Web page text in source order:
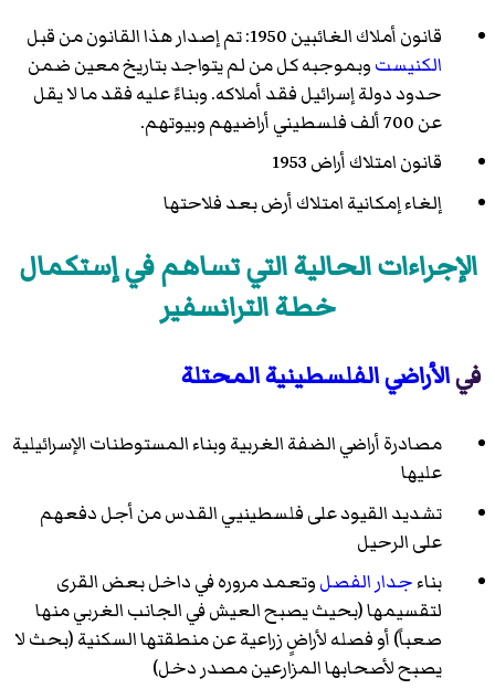
قانون أملاك الغائبين 1950: تم إصدار هذا القانون من قبل
الكنيستوبموجبه كل من لم يتواجد بتاريخ معين ضمن
حدود دولة إسرائيل فقد أملاكه. وبناءً عليه فقد ما لا يقل
عن 700 ألف فلسطيني أراضيهم وبيوتهم.
قانون امتلاك أراض 1953
إلغاء إمكانية امتلاك أرض بعد فلاحتها
الإجراءات الحالية التي تساهم في إستكمال
خطة الترانسفير
فيالأراضي الفلسطينية المحتلة
مصادرة أراضي الضفة الغربية وبناء المستوطنات الإسرائيلية
عليها
تشديد القيود على فلسطينيي القدس من أجل دفعهم
على الرحيل
بناءجدار الفصلوتعمد مروره في داخل بعض القرى
لتقسيمها (بحيث يصبح العيش في الجانب الغربي منها
صعباً) أو فصله لأراضٍ زراعية عن منطقتها السكنية (بحث لا
يصبح لأصحابها المزارعين مصدر دخل)